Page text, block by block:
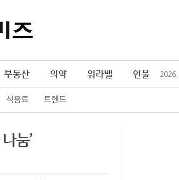
식음료 트렌드
부동산 의약 워라밸 인물 2026
눔’